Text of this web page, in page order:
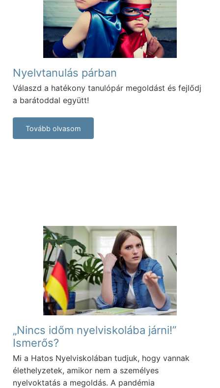
Nyelvtanulás párban
Válaszd a hatékony tanulópár megoldást és fejlődj
a barátoddal együtt!
Tovább olvasom
„Nincs időm nyelviskolába járni!”
Ismerős?
Mi a Hatos Nyelviskolában tudjuk, hogy vannak
élethelyzetek, amikor nem a személyes
nyelvoktatás a megoldás. A pandémia